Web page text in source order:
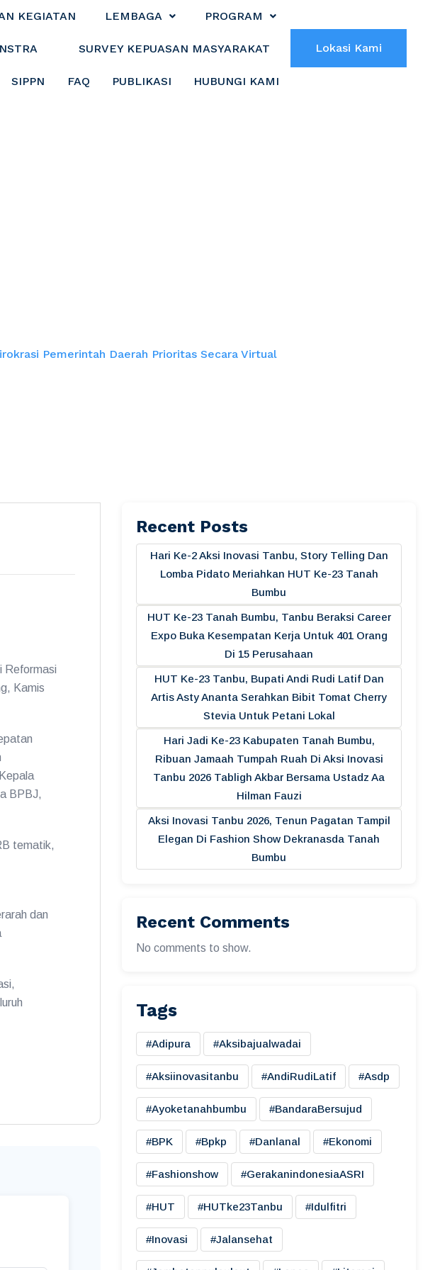
KEGIATAN LEMBAGA PROGRAM
SURVEY KEPUASAN MASYARAKAT
SIPPN FAQ PUBLIKASI HUBUNGI KAMI
Lokasi Kami
Pemerintah Daerah Prioritas Secara Virtual
Reformasi
Kamis
BPBJ,
tematik,
dan
Recent Posts
Hari Ke-2 Aksi Inovasi Tanbu, Story Telling Dan
Lomba Pidato Meriahkan HUT Ke-23 Tanah
Bumbu
HUT Ke-23 Tanah Bumbu, Tanbu Beraksi Career
Expo Buka Kesempatan Kerja Untuk 401 Orang
Di 15 Perusahaan
HUT Ke-23 Tanbu, Bupati Andi Rudi Latif Dan
Artis Asty Ananta Serahkan Bibit Tomat Cherry
Stevia Untuk Petani Lokal
Hari Jadi Ke-23 Kabupaten Tanah Bumbu,
Ribuan Jamaah Tumpah Ruah Di Aksi Inovasi
Tanbu 2026 Tabligh Akbar Bersama Ustadz Aa
Hilman Fauzi
Aksi Inovasi Tanbu 2026, Tenun Pagatan Tampil
Elegan Di Fashion Show Dekranasda Tanah
Bumbu
Recent Comments
No comments to show.
Tags
#adipura #aksibajualwadai
#aksiinovasitanbu #AndiRudiLatif #asdp
#ayoketanahbumbu #BandaraBersujud
#BPK #bpkp #danlanal #ekonomi
#fashionshow #gerakanindonesiaASRI
#HUT #HUTke23Tanbu #idulfitri
#inovasi #jalansehat